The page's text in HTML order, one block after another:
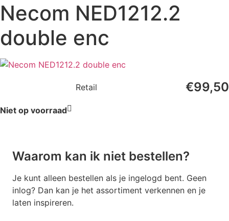
Necom NED1212.2
double enc
Retail €99,50
Niet op voorraad
Waarom kan ik niet bestellen?
Je kunt alleen bestellen als je ingelogd bent. Geen
inlog? Dan kan je het assortiment verkennen en je
laten inspireren.